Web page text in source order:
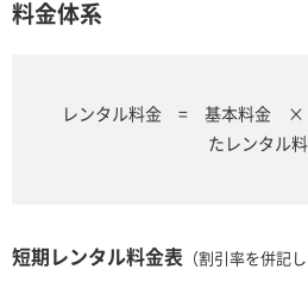
料金体系
レンタル料金 = 基本料金 ×
たレンタル
短期レンタル料金表 （割引率を併記